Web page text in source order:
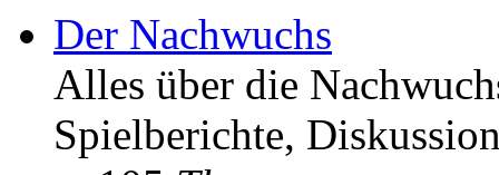
Der Nachwuchs
Alles über die
Spielberichte,